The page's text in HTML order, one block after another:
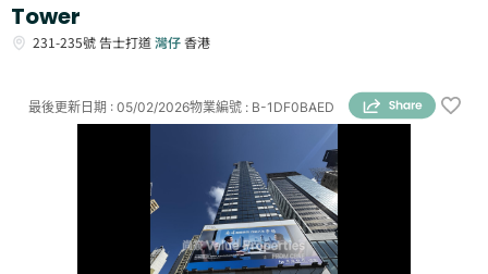
Tower
231-235號告士打道灣仔香港
物業編號 : B-1DF0BAED
最後更新日期 : 05/02/2026